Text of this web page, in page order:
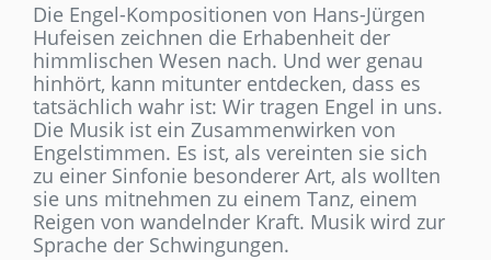
Die Engel-Kompositionen von Hans-Jürgen
Hufeisen zeichnen die Erhabenheit der
himmlischen Wesen nach. Und wer genau
hinhört, kann mitunter entdecken, dass es
tatsächlich wahr ist: Wir tragen Engel in uns.
Die Musik ist ein Zusammenwirken von
Engelstimmen. Es ist, als vereinten sie sich
zu einer Sinfonie besonderer Art, als wollten
sie uns mitnehmen zu einem Tanz, einem
Reigen von wandelnder Kraft. Musik wird zur
Sprache der Schwingungen.